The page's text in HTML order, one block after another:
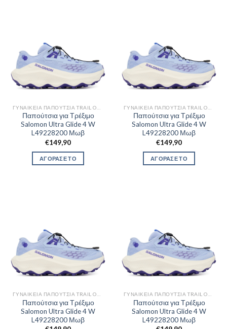
Παπούτσια για Τρέξιμο
Salomon Ultra Glide 4 W
L49228200 Μωβ
€149,90
ΑΓΟΡΑΣΕ ΤΟ
Παπούτσια για Τρέξιμο
Salomon Ultra Glide 4 W
L49228200 Μωβ
€149,90
ΑΓΟΡΑΣΕ ΤΟ
Παπούτσια για Τρέξιμο
Salomon Ultra Glide 4 W
L49228200 Μωβ
Παπούτσια για Τρέξιμο
Salomon Ultra Glide 4 W
L49228200 Μωβ